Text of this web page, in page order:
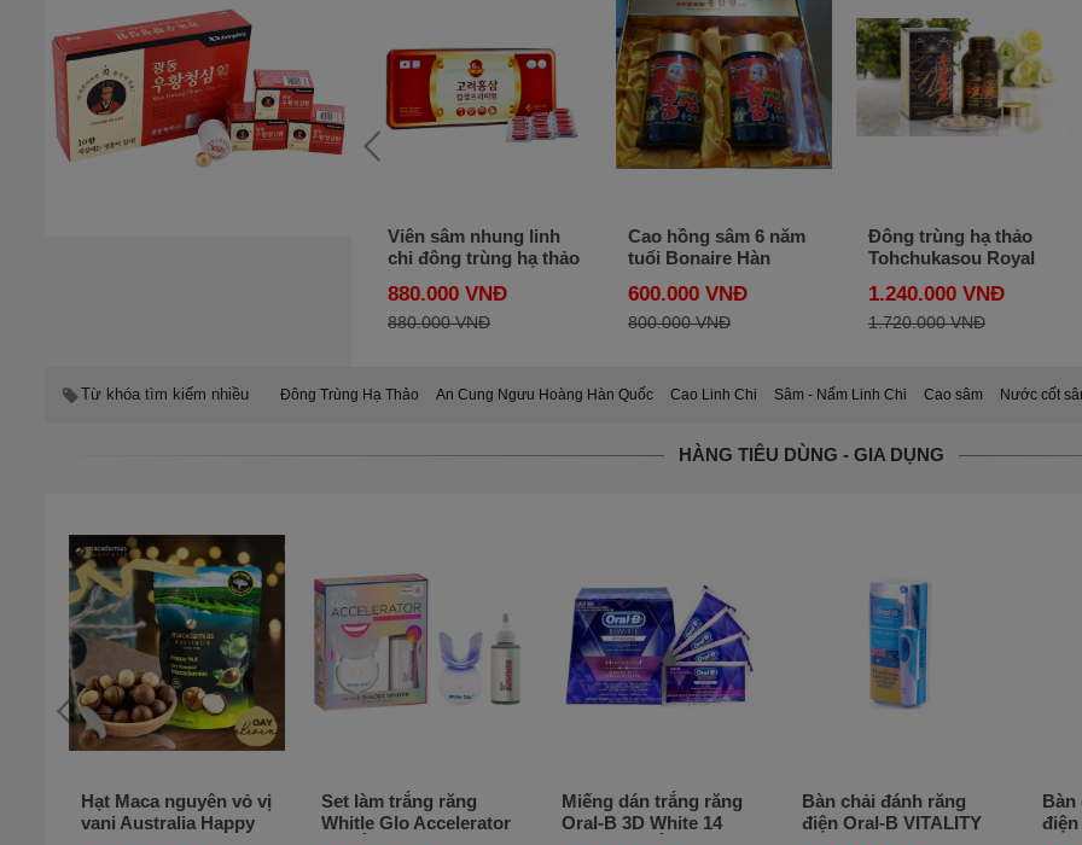
Viên sâm nhung linh
chi đông trùng hạ thảo
Ginseng 120 viên của
Hàn Quốc
880.000 VNĐ
880.000 VNĐ
Cao hồng sâm 6 năm
tuổi Bonaire Hàn
gram
600.000 VNĐ
800.000 VNĐ
Đông trùng hạ thảo
Tohchukasou Royal
420 viên
1.240.000 VNĐ
1.720.000 VNĐ
Từ khóa tìm kiếm nhiều Đông Trùng Hạ Thảo An Cung Ngưu Hoàng Hàn Quốc Cao Linh Chi Sâm - Nấm Linh Chi Cao sâm Nước cốt
HÀNG TIÊU DÙNG - GIA DỤNG
Hạt Maca nguyên vỏ vị
vani Australia Happy
Set làm trắng răng
Whitle Glo Accelerator
Miếng dán trắng răng
Oral-B 3D White 14
Bàn chải đánh răng
điện Oral-B VITALITY
Bàn